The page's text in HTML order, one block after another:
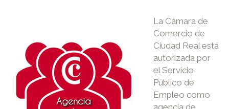
La Cámara de
Comercio de
Ciudad Real está
autorizada por
el Servicio
Público de
Empleo como
agencia de